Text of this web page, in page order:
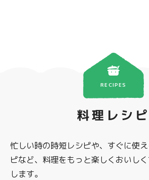
RECIPES
料理レシピ
忙しい時の時短レシピや、すぐに使
ピなど、料理をもっと楽しくおいし
します。